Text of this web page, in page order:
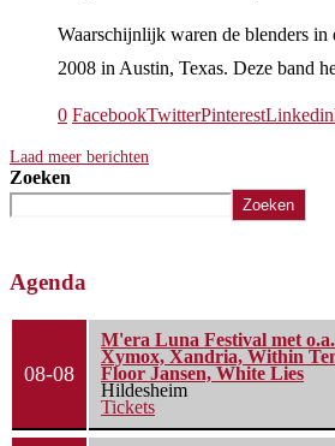
Waarschijnlijk waren de blenders in
2008 in Austin, Texas. Deze band
0 FacebookTwitterPinterestLinkedin
Laad meer berichten
Zoeken
Zoeken
Agenda
08-08
M'era Luna Festival met
Xymox, Xandria, Within
Floor Jansen, White Lies
Hildesheim
Tickets